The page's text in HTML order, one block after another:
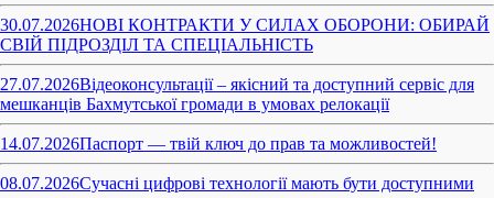
30.07.2026НОВІ КОНТРАКТИ У СИЛАХ ОБОРОНИ: ОБИРАЙ
СВІЙ ПІДРОЗДІЛ ТА СПЕЦІАЛЬНІСТЬ
27.07.2026Відеоконсультації – якісний та доступний сервіс для
мешканців Бахмутської громади в умовах релокації
14.07.2026Паспорт — твій ключ до прав та можливостей!
08.07.2026Сучасні цифрові технології мають бути доступними